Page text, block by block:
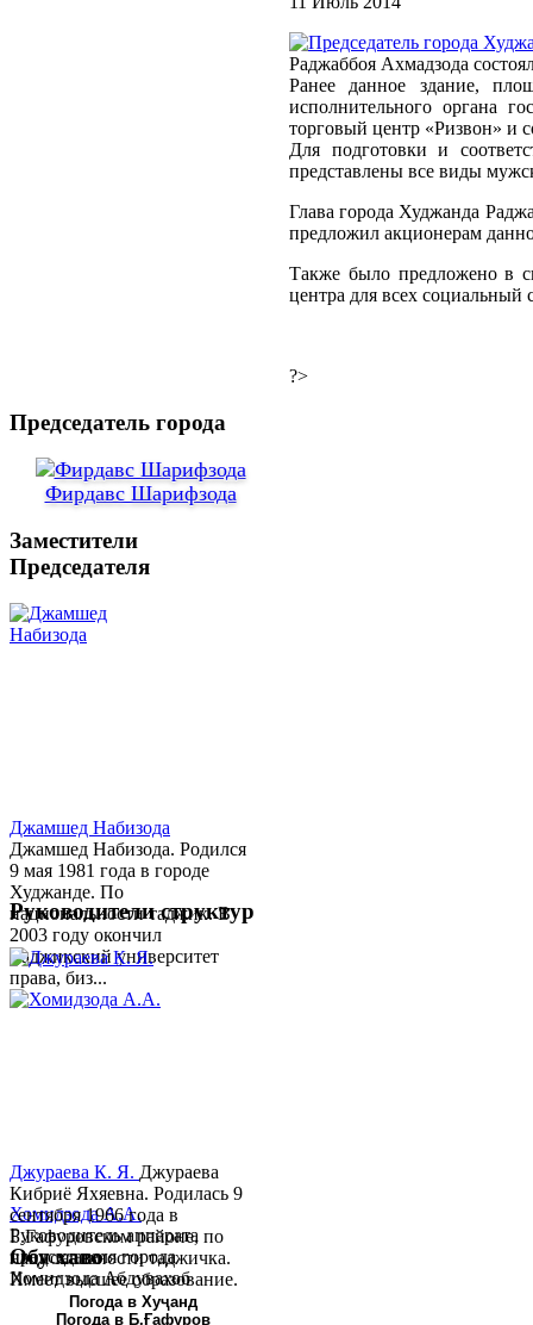
Раджаббоя Ахмадзода
Ранее данное здание,
исполнительного органа
торговый центр «Ризвон» и
Для подготовки и
представлены все виды
Глава города Худжанда
предложил акционерам
Также было предложено в
центра для всех социальный
?>
Председатель города
Фирдавс Шарифзода
Заместители
Председателя
Джамшед Набизода
Джамшед Набизода. Родился
9 мая 1981 года в городе
Худжанде. По
национальности таджик. В
2003 году окончил
Таджикский университет
права, биз...
Хомидзода А.А.
Руководитель аппарата
председателя города
Хомидзода Абдувахоб
Абдумаджид родился 8
июня 1978 года в городе
Руководители структур
Джураева К. Я. Джураева
Кибриё Яхяевна. Родилась 9
сентября 1966 года в
Б.Гафуровском районе, по
национальности таджичка.
Имеет высшее образование.
В 1997 ...
Обу хаво
Погода в Хуҷанд
Погода в Б.Ғафуров